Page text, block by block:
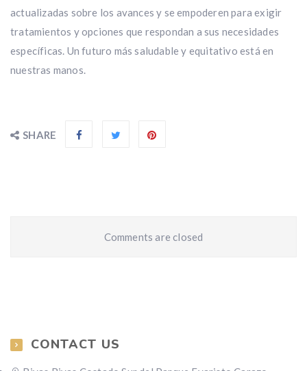
actualizadas sobre los avances y se empoderen para exigir
tratamientos y opciones que respondan a sus necesidades
específicas. Un futuro más saludable y equitativo está en
nuestras manos.
SHARE
Comments are closed
CONTACT US